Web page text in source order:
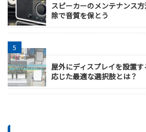
スピーカーのメンテナンス
除で音質を保とう
屋外にディスプレイを設置
応じた最適な選択肢とは？